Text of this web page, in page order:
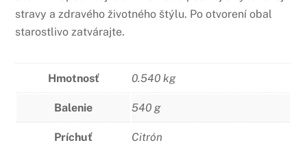
stravy a zdravého životného štýlu. Po otvorení obal
starostlivo zatvárajte.
Hmotnosť 0.540 kg
Balenie 540 g
Príchuť Citrón